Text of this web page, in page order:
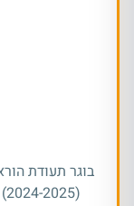
בוגר תעודת